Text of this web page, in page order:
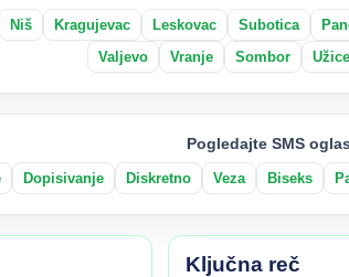
Niš Kragujevac Leskovac Subotica
Valjevo
Vranje Sombor Užice
Pogledajte SMS
Dopisivanje Diskretno Veza Biseks
Ključna reč